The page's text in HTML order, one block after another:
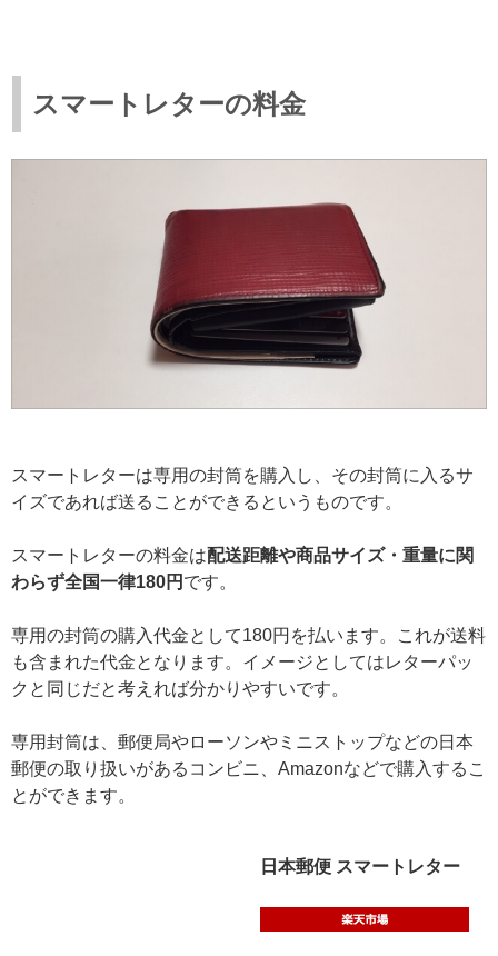
スマートレターの料金
スマートレターは専用の封筒を購入し、その封筒に入るサ
イズであれば送ることができるというものです。
スマートレターの料金は配送距離や商品サイズ・重量に関
わらず全国一律180円 です。
専用の封筒の購入代金として180円を払います。これが送料
も含まれた代金となります。イメージとしてはレターパッ
クと同じだと考えれば分かりやすいです。
専用封筒は、郵便局やローソンやミニストップなどの日本
郵便の取り扱いがあるコンビニ、Amazonなどで購入するこ
とができます。
日本郵便 スマートレター